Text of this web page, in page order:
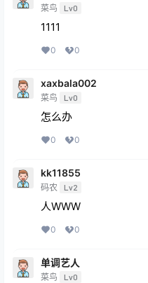
菜鸟 Lv0
1111
0 0
xaxbala002
菜鸟 Lv0
怎么办
0 0
kk11855
码农 Lv2
人WWW
0 0
单调艺人
菜鸟 Lv0